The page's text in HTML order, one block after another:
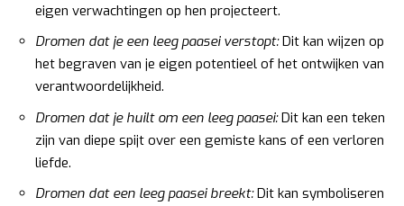
eigen verwachtingen op hen projecteert.
Dromen dat je een leeg paasei verstopt:Dit kan wijzen op
het begraven van je eigen potentieel of het ontwijken van
verantwoordelijkheid.
Dromen dat je huilt om een leeg paasei:Dit kan een teken
zijn van diepe spijt over een gemiste kans of een verloren
liefde.
Dromen dat een leeg paasei breekt:Dit kan symboliseren